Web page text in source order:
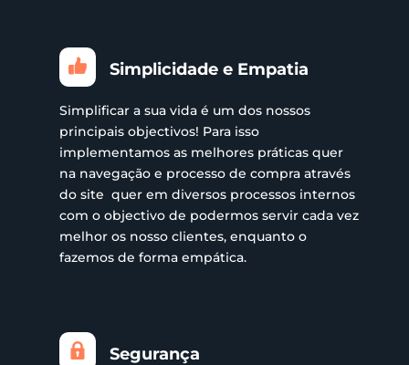
Simplicidade e Empatia
Simplificar a sua vida é um dos nossos
principais objectivos! Para isso
implementamos as melhores práticas quer
na navegação e processo de compra através
do site quer em diversos processos internos
com o objectivo de podermos servir cada vez
melhor os nosso clientes, enquanto o
fazemos de forma empática.
Segurança